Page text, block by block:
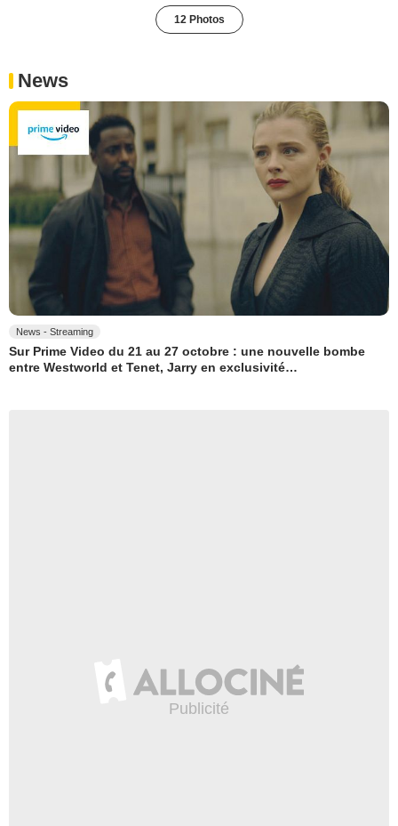
12 Photos
News
News - Streaming
Sur Prime Video du 21 au 27 octobre : une nouvelle bombe
entre Westworld et Tenet, Jarry en exclusivité…